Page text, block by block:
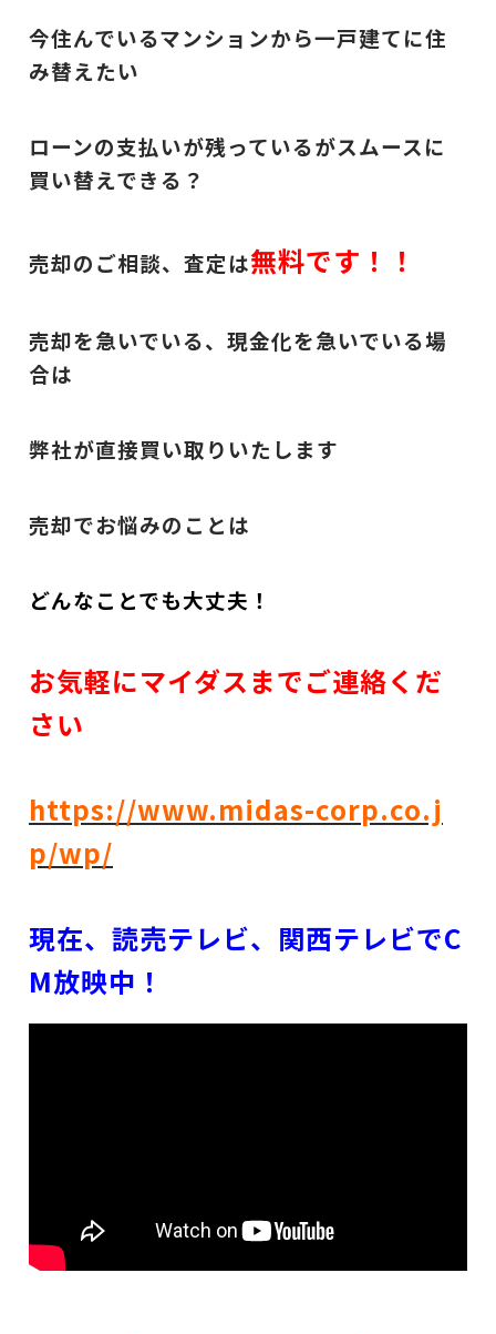
今住んでいるマンションから一戸建てに住
み替えたい
ローンの支払いが残っているがスムースに
買い替えできる？
売却のご相談、査定は無料です！！
売却を急いでいる、現金化を急いでいる場
合は
弊社が直接買い取りいたします
売却でお悩みのことは
どんなことでも大丈夫！
お気軽にマイダスまでご連絡くだ
さい
https://www.midas-corp.co.j
p/wp/
現在、読売テレビ、関西テレビでC
M放映中！